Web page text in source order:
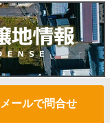
メールで問合せ